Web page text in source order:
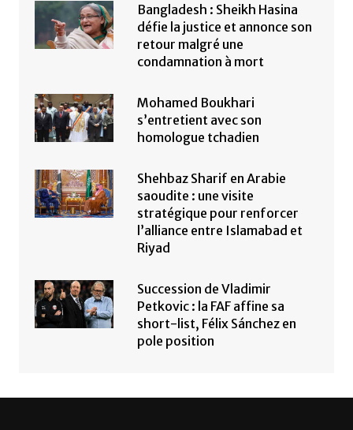
Bangladesh : Sheikh Hasina
défie la justice et annonce son
retour malgré une
condamnation à mort
Mohamed Boukhari
s’entretient avec son
homologue tchadien
Shehbaz Sharif en Arabie
saoudite : une visite
stratégique pour renforcer
l’alliance entre Islamabad et
Riyad
Succession de Vladimir
Petkovic : la FAF affine sa
short-list, Félix Sánchez en
pole position